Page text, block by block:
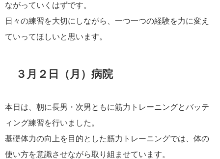
ながっていくはずです。
日々の練習を大切にしながら、一つ一つの経験を力に変え
ていってほしいと思います。
３月２日（月）病院
本日は、朝に長男・次男ともに筋力トレーニングとバッテ
ィング練習を行いました。
基礎体力の向上を目的とした筋力トレーニングでは、体の
使い方を意識させながら取り組ませています。